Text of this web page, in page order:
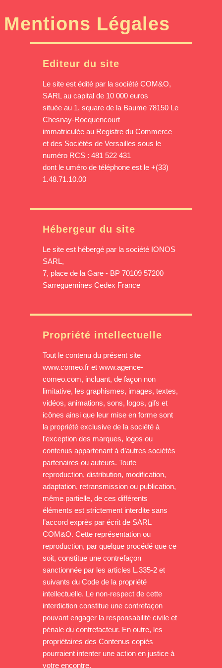
Mentions Légales
Editeur du site
Le site est édité par la société COM&O,
SARL au capital de 10 000 euros
située au 1, square de la Baume 78150 Le
Chesnay-Rocquencourt
immatriculée au Registre du Commerce
et des Sociétés de Versailles sous le
numéro RCS : 481 522 431
dont le uméro de téléphone est le +(33)
1.48.71.10.00
Hébergeur du site
Le site est hébergé par la société IONOS
SARL,
7, place de la Gare - BP 70109 57200
Sarreguemines Cedex France
Propriété intellectuelle
Tout le contenu du présent site
www.comeo.fr et www.agence-
comeo.com, incluant, de façon non
limitative, les graphismes, images, textes,
vidéos, animations, sons, logos, gifs et
icônes ainsi que leur mise en forme sont
la propriété exclusive de la société à
l’exception des marques, logos ou
contenus appartenant à d’autres sociétés
partenaires ou auteurs. Toute
reproduction, distribution, modification,
adaptation, retransmission ou publication,
même partielle, de ces différents
éléments est strictement interdite sans
l’accord exprès par écrit de SARL
COM&O. Cette représentation ou
reproduction, par quelque procédé que ce
soit, constitue une contrefaçon
sanctionnée par les articles L.335-2 et
suivants du Code de la propriété
intellectuelle. Le non-respect de cette
interdiction constitue une contrefaçon
pouvant engager la responsabilité civile et
pénale du contrefacteur. En outre, les
propriétaires des Contenus copiés
pourraient intenter une action en justice à
votre encontre.